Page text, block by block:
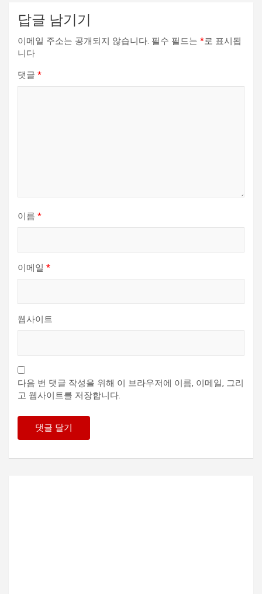
션답글 남기기
이메일 주소는 공개되지 않습니다. 필수 필드는 *로 표시됩
니다
댓글 *
이름 *
이메일 *
웹사이트
다음 번 댓글 작성을 위해 이 브라우저에 이름, 이메일, 그리
고 웹사이트를 저장합니다.